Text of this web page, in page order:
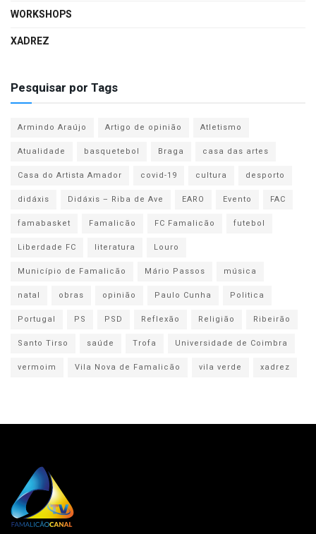
WORKSHOPS
XADREZ
Pesquisar por Tags
Armindo Araújo Artigo de opinião
Atletismo
Atualidade
basquetebol Braga
casa das artes
Casa do Artista Amador
covid-19 cultura
desporto
didáxis
Didáxis – Riba de Ave EARO Evento
FAC
famabasket
Famalicão FC Famalicão
futebol
Liberdade FC
literatura
Louro
Município de Famalicão
Mário Passos
música
natal
obras opinião Paulo Cunha
Politica
Portugal
PS PSD Reflexão Religião
Ribeirão
Santo Tirso
saúde Trofa
Universidade de Coimbra
vermoim
Vila Nova de Famalicão vila verde xadrez